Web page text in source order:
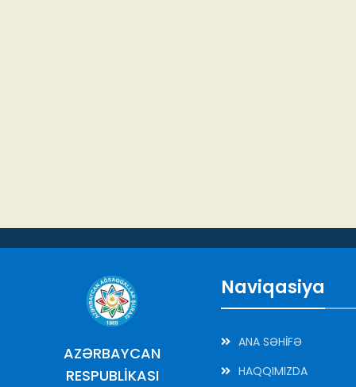
AZƏRBAYCAN
RESPUBLİKASI
Naviqasiya
ANA SƏHİFƏ
HAQQIMIZDA